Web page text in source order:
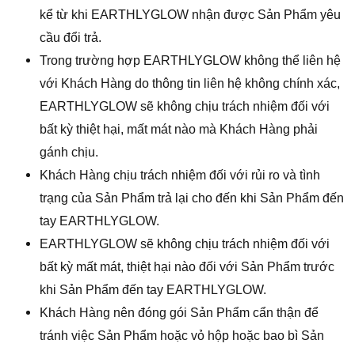
kể từ khi EARTHLYGLOW nhận được Sản Phẩm yêu
cầu đổi trả.
Trong trường hợp EARTHLYGLOW không thể liên hệ
với Khách Hàng do thông tin liên hệ không chính xác,
EARTHLYGLOW sẽ không chịu trách nhiệm đối với
bất kỳ thiệt hại, mất mát nào mà Khách Hàng phải
gánh chịu.
Khách Hàng chịu trách nhiệm đối với rủi ro và tình
trạng của Sản Phẩm trả lại cho đến khi Sản Phẩm đến
tay EARTHLYGLOW.
EARTHLYGLOW sẽ không chịu trách nhiệm đối với
bất kỳ mất mát, thiệt hại nào đối với Sản Phẩm trước
khi Sản Phẩm đến tay EARTHLYGLOW.
Khách Hàng nên đóng gói Sản Phẩm cẩn thận để
tránh việc Sản Phẩm hoặc vỏ hộp hoặc bao bì Sản